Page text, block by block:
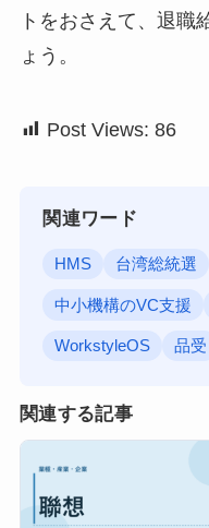
トをおさえて、退職
ょう。
Post Views: 86
関連ワード
HMS 台湾総統選
中小機構のVC支援
WorkstyleOS 品受
関連する記事